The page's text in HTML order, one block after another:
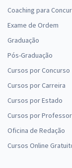
Coaching para
Exame de Ordem
Graduação
Pós-Graduação
Cursos por Concurso
Cursos por Carreira
Cursos por Estado
Cursos por Professor
Oficina de Redação
Cursos Online